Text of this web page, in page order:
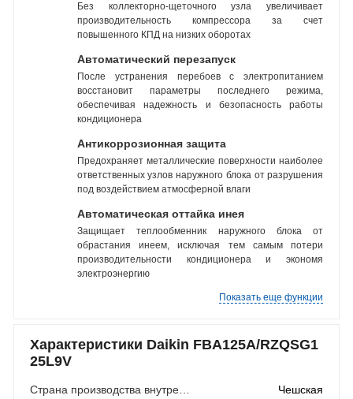
Без коллекторно-щеточного узла увеличивает
производительность компрессора за счет
повышенного КПД на низких оборотах
Автоматический перезапуск
После устранения перебоев с электропитанием
восстановит параметры последнего режима,
обеспечивая надежность и безопасность работы
кондиционера
Антикоррозионная защита
Предохраняет металлические поверхности наиболее
ответственных узлов наружного блока от разрушения
под воздействием атмосферной влаги
Автоматическая оттайка инея
Защищает теплообменник наружного блока от
обрастания инеем, исключая тем самым потери
производительности кондиционера и экономя
электроэнергию
Показать еще функции
Характеристики Daikin FBA125A/RZQSG1
25L9V
Страна производства внутреннего блока
Чешская